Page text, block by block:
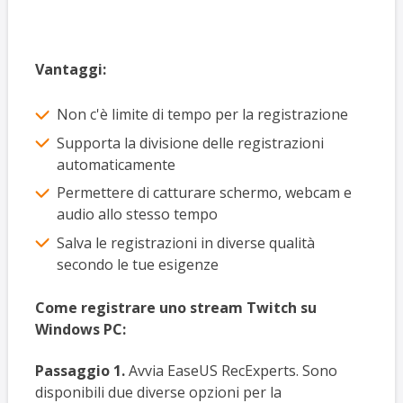
Vantaggi:
Non c'è limite di tempo per la registrazione
Supporta la divisione delle registrazioni
automaticamente
Permettere di catturare schermo, webcam e
audio allo stesso tempo
Salva le registrazioni in diverse qualità
secondo le tue esigenze
Come registrare uno stream Twitch su
Windows PC:
Passaggio 1.Avvia EaseUS RecExperts. Sono
disponibili due diverse opzioni per la